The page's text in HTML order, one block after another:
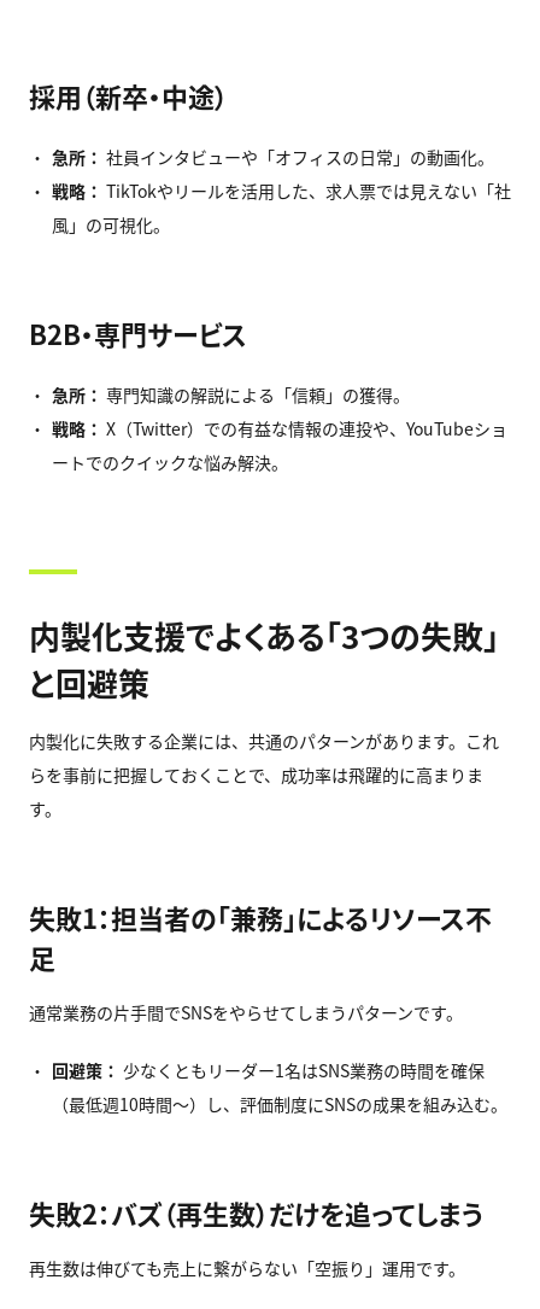
採用（新卒・中途）
急所： 社員インタビューや「オフィスの日常」の動画化。
戦略： TikTokやリールを活用した、求人票では見えない「社
風」の可視化。
B2B・専門サービス
急所： 専門知識の解説による「信頼」の獲得。
戦略： X（Twitter）での有益な情報の連投や、YouTubeショ
ートでのクイックな悩み解決。
内製化支援でよくある「3つの失敗」
と回避策
内製化に失敗する企業には、共通のパターンがあります。これ
らを事前に把握しておくことで、成功率は飛躍的に高まりま
す。
失敗1：担当者の「兼務」によるリソース不
足
通常業務の片手間でSNSをやらせてしまうパターンです。
回避策： 少なくともリーダー1名はSNS業務の時間を確保
（最低週10時間〜）し、評価制度にSNSの成果を組み込む。
失敗2：バズ（再生数）だけを追ってしまう
再生数は伸びても売上に繋がらない「空振り」運用です。